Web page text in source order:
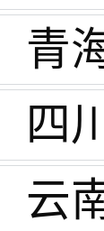
青
四
云